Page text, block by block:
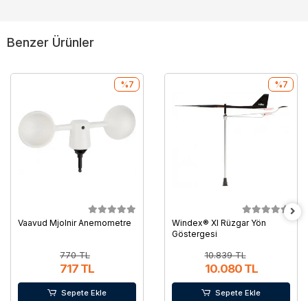
Benzer Ürünler
Vaavud Mjolnir Anemometre
770 TL
717 TL
%7
Sepete Ekle
Windex® Xl Rüzgar Yön
Göstergesi
10.839 TL
10.080 TL
%7
Sepete Ekle